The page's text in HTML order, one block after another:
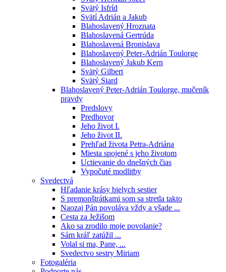
Svätý Isfríd
Svätí Adrián a Jakub
Blahoslavený Hroznata
Blahoslavená Gertrúda
Blahoslavená Bronislava
Blahoslavený Peter-Adrián Toulorge
Blahoslavený Jakub Kern
Svätý Gilbert
Svätý Siard
Blahoslavený Peter-Adrián Toulorge, mučeník
pravdy
Predslovy
Predhovor
Jeho život I.
Jeho život II.
Prehľad života Petra-Adriána
Miesta spojené s jeho životom
Uctievanie do dnešných čias
Vypočuté modlitby
Svedectvá
Hľadanie krásy bielych sestier
S premonštrátkami som sa stretla takto
Naozaj Pán povoláva vždy a všade ...
Cesta za Ježišom
Ako sa zrodilo moje povolanie?
Sám kráľ zatúžil ...
Volal si ma, Pane, ...
Svedectvo sestry Miriam
Fotogaléria